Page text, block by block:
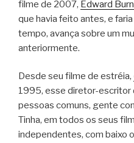
filme de 2007, Edward
que havia feito antes, e
tempo, avança sobre um
anteriormente.
Desde seu filme de estréia,
1995, esse diretor-escritor
pessoas comuns, gente
Tinha, em todos os seus
independentes, com baixo